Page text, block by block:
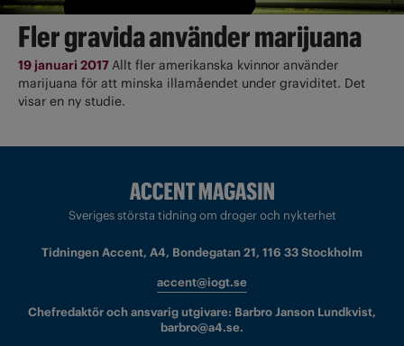
Fler gravida använder marijuana
19 januari 2017Allt fler amerikanska kvinnor använder
marijuana för att minska illamåendet under graviditet. Det
visar en ny studie.
Sveriges största tidning om droger och nykterhet
Tidningen Accent, A4, Bondegatan 21, 116 33 Stockholm
accent@iogt.se
Chefredaktör och ansvarig utgivare: Barbro Janson Lundkvist,
barbro@a4.se.